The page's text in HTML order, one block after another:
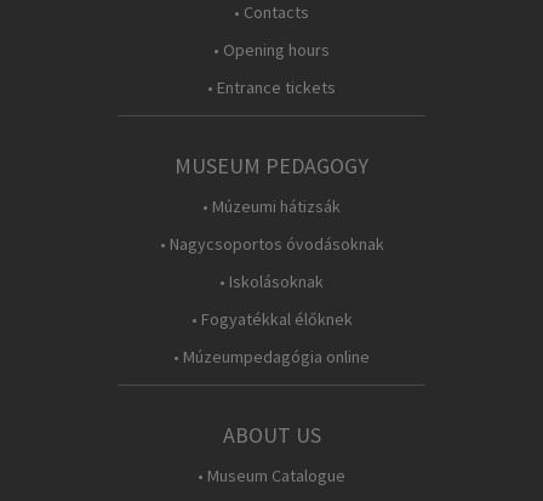
• Contacts
• Opening hours
• Entrance tickets
MUSEUM PEDAGOGY
• Múzeumi hátizsák
• Nagycsoportos óvodásoknak
• Iskolásoknak
• Fogyatékkal élőknek
• Múzeumpedagógia online
ABOUT US
• Museum Catalogue